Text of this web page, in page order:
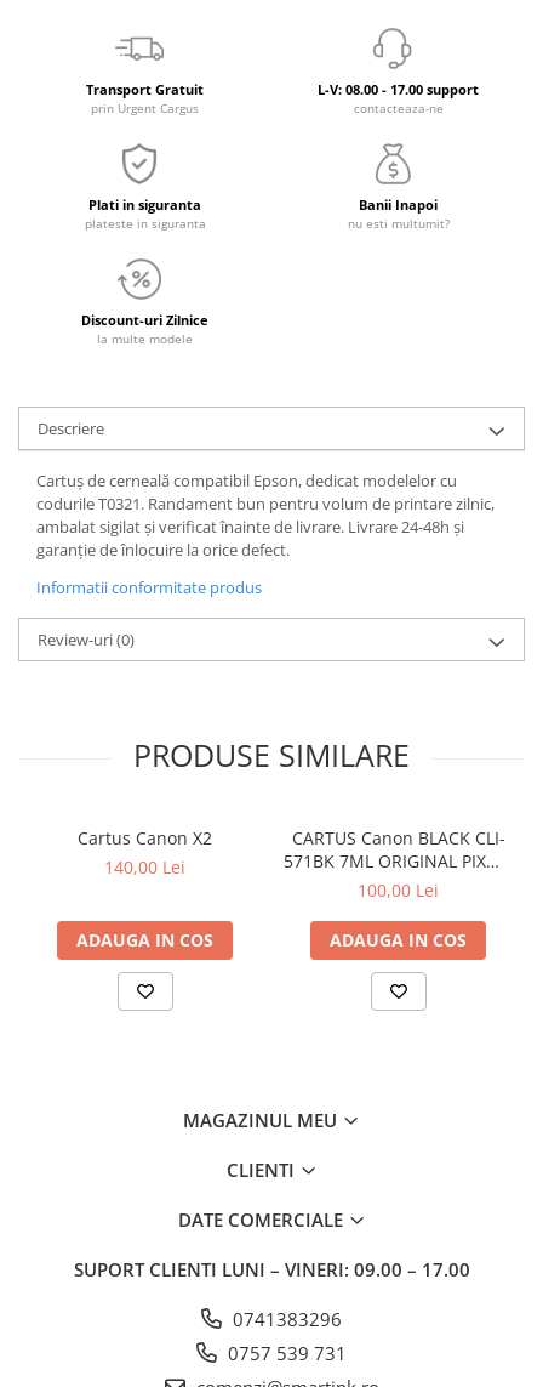
Transport Gratuit
prin Urgent Cargus
L-V: 08.00 - 17.00 support
contacteaza-ne
Plati in siguranta
plateste in siguranta
Banii Inapoi
nu esti multumit?
Discount-uri Zilnice
la multe modele
Descriere
Cartuș de cerneală compatibil Epson, dedicat modelelor cu
codurile T0321. Randament bun pentru volum de printare zilnic,
ambalat sigilat și verificat înainte de livrare. Livrare 24-48h și
garanție de înlocuire la orice defect.
Informatii conformitate produs
Review-uri(0)
PRODUSE SIMILARE
Cartus Canon X2
140,00 Lei
ADAUGA IN COS
CARTUS Canon BLACK CLI-
571BK 7ML ORIGINAL PIXMA
MG6850
100,00 Lei
ADAUGA IN COS
MAGAZINUL MEU
CLIENTI
DATE COMERCIALE
SUPORT CLIENTI LUNI – VINERI: 09.00 – 17.00
0741383296
0757 539 731